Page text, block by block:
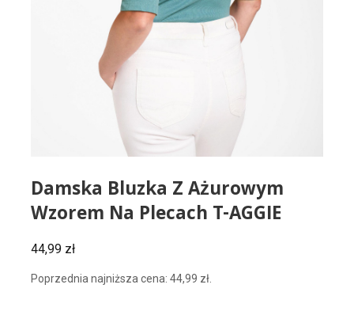
Damska Bluzka Z Ażurowym
Wzorem Na Plecach T-AGGIE
44,99 zł
Poprzednia najniższa cena: 44,99 zł.